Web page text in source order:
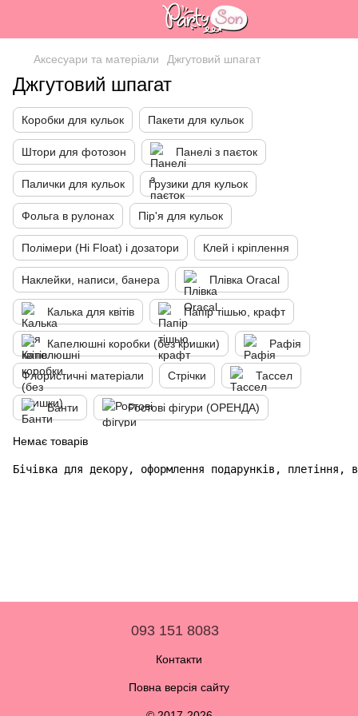
Аксесуари та матеріали Джгутовий шпагат
Джгутовий шпагат
Коробки для кульок Пакети для кульок
Штори для фотозон Панелі з паєток
Палички для кульок Грузики для кульок
Фольга в рулонах Пір'я для кульок
Полімери (Hi Float) і дозатори Клей і кріплення
Наклейки, написи, банера Плівка Oracal
Калька для квітів Папір тішью, крафт
Капелюшні коробки (без кришки) Рафія
Флористичні матеріали Стрічки Тассел
Банти Ростові фігури (ОРЕНДА)
Немає товарів
Бічівка для декору, оформлення подарунків, плетіння,
093 151 8083
Контакти
Повна версія сайту